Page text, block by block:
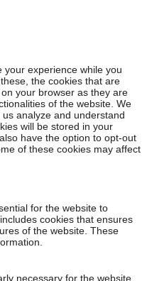
your experience while you
the cookies that are
your browser as they are
of the website. We
analyze and understand
will be stored in your
have the option to opt-out
of these cookies may affect
for the website to
cookies that ensures
of the website. These
necessary for the website